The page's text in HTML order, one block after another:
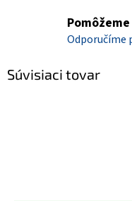
Odporučíme
Súvisiaci tovar